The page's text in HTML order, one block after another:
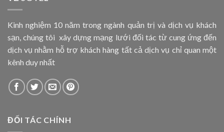
Kinh nghiệm 10 năm trong ngành quản trị và dịch vụ khách
sạn, chúng tôi xây dựng mạng lưới đối tác từ cung ứng đến
dịch vụ nhằm hỗ trợ khách hàng tất cả dịch vụ chỉ quan một
kênh duy nhất
ĐỐI TÁC CHÍNH